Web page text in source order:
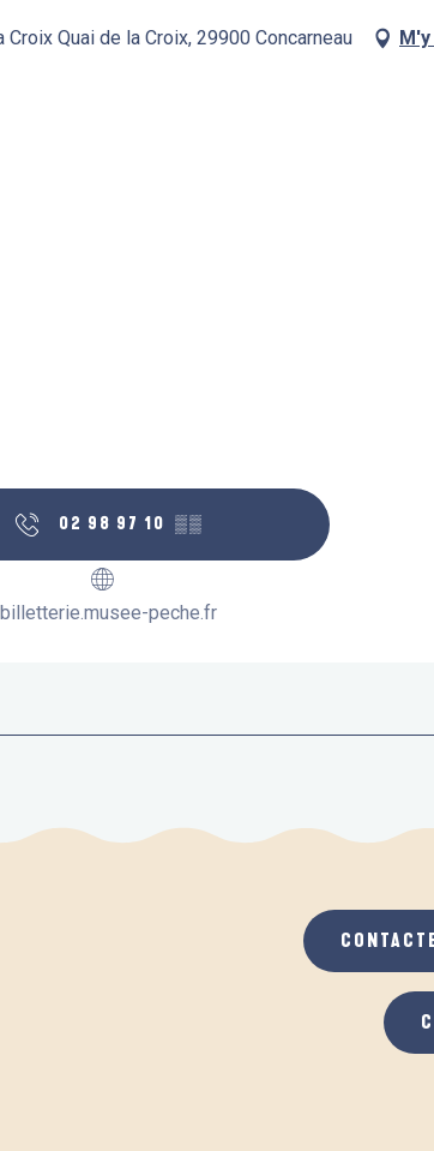
Croix Quai de la Croix, 29900 Concarneau
02 98 97 10 ▒▒
billetterie.musee-peche.fr